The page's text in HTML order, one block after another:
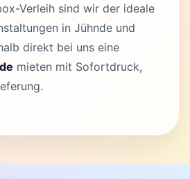
Verleih sind wir der ideale
in Jühnde und
direkt bei uns eine
mieten mit Sofortdruck,